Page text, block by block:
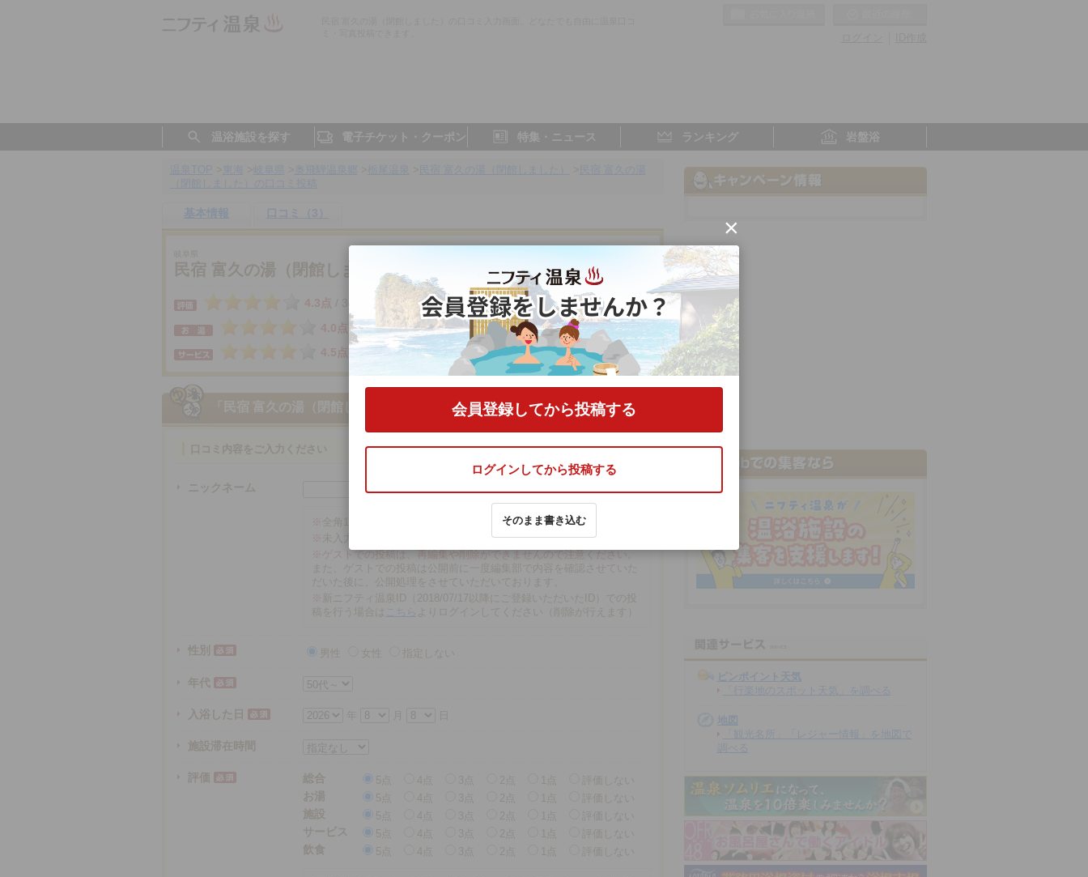
温浴施設を探す 電子チケット・クーポン 特集・ニュース ランキング 岩盤浴
基本情報 口コミ（3）
民宿 富久の湯（閉館しました）
4.3点 / 3件 岐阜県／奥飛騨温泉郷
4.0点
4.0点
4.5点
5.0点
「民宿 富久の湯（閉館しました）」 の口コミをする
ニックネーム
※ 全角16文字以内
※ 未入力の場合、匿名で投稿されます。
※ゲストでの投稿は、再編集や削除ができませんので注意ください。
また、ゲストでの投稿は公開前に一度編集部で内容を確認させていた
だいた後に、公開処理をさせていただいております。
※ 新ニフティ温泉ID（2018/07/17以降にご登録いただいたID）での投
稿を行う場合は
こちら よりログインしてください（削除が行えます）
性別 男性 女性 指定しない
年代
入浴した日 年
施設滞在時間
評価 総合 5点 3点 2点 1点
評価しない
お湯
5点 3点 2点 1点
評価しない
施設
5点 3点 2点 1点
評価しない
サービス
5点 3点 2点 1点
評価しない
飲食
5点 3点 2点 1点 評価しない
ピンポイント天気
「行楽地のスポット天気」を調べる
地図
「観光名所」「レジャー情報」を地図で
調べる
×
会員登録してから投稿する
ログインしてから投稿する
そのまま書き込む